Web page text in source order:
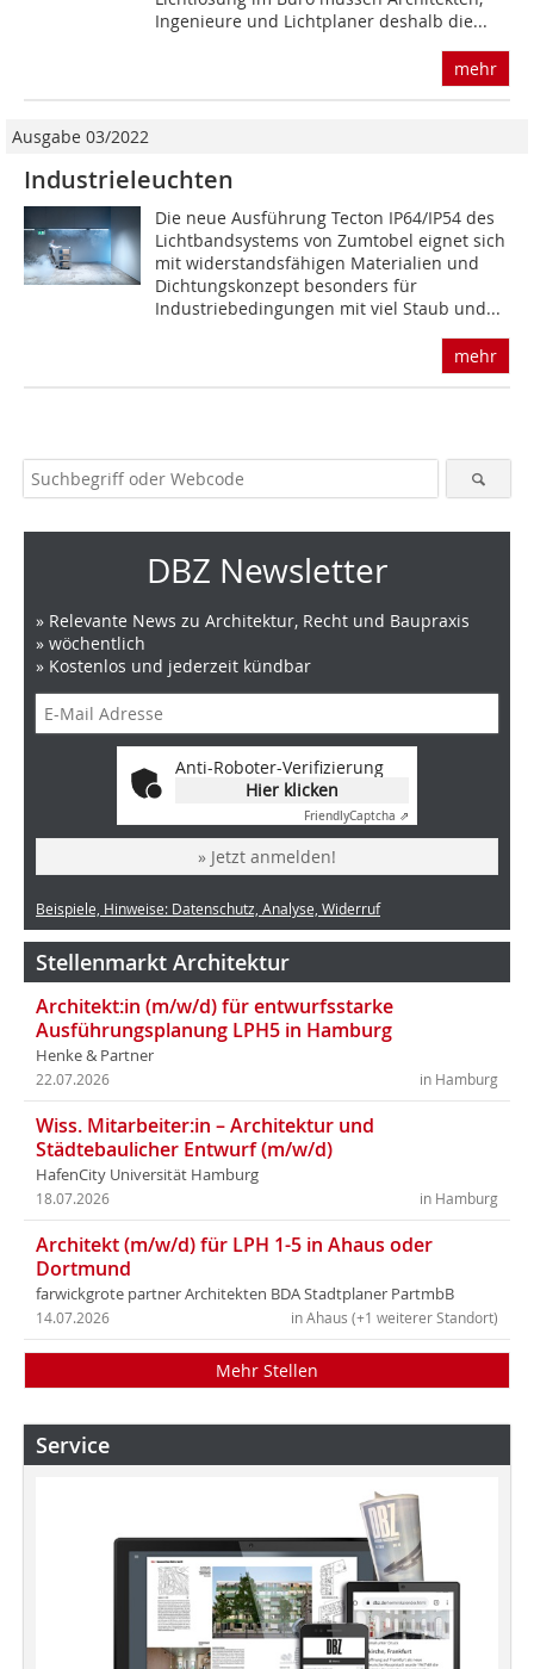
Ingenieure und Lichtplaner deshalb die...
mehr
Ausgabe 03/2022
Industrieleuchten
Die neue Ausführung Tecton IP64/IP54 des
Lichtbandsystems von Zumtobel eignet sich
mit widerstandsfähigen Materialien und
Dichtungskonzept besonders für
Industriebedingungen mit viel Staub und...
mehr
DBZ Newsletter
» Relevante News zu Architektur, Recht und Baupraxis
» wöchentlich
» Kostenlos und jederzeit kündbar
Anti-Roboter-Verifizierung
Hier klicken
FriendlyCaptcha ⇗
» Jetzt anmelden!
Beispiele, Hinweise: Datenschutz, Analyse, Widerruf
Stellenmarkt Architektur
Architekt:in (m/w/d) für entwurfsstarke
Ausführungsplanung LPH5 in Hamburg
Henke & Partner
in Hamburg
22.07.2026
Wiss. Mitarbeiter:in – Architektur und
Städtebaulicher Entwurf (m/w/d)
HafenCity Universität Hamburg
in Hamburg
18.07.2026
Architekt (m/w/d) für LPH 1-5 in Ahaus oder
Dortmund
farwickgrote partner Architekten BDA Stadtplaner PartmbB
in Ahaus (+1 weiterer Standort)
14.07.2026
Mehr Stellen
Service